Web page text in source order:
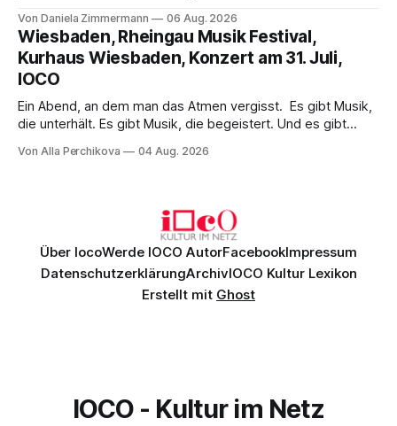
psychologische Tiefe mit starken Bildern, getragen von
einem spielfreudigen Ensemble und einer musikalisch
überzeugenden Gesamtleistung.
Von Daniela Zimmermann 06 Aug. 2026
Wiesbaden, Rheingau Musik Festival,
Kurhaus Wiesbaden, Konzert am 31. Juli,
IOCO
Ein Abend, an dem man das Atmen vergisst. Es gibt Musik,
die unterhält. Es gibt Musik, die begeistert. Und es gibt
Genau so war der Abend im Kurhaus Wiesbaden, an dem
Von Alla Perchikova 04 Aug. 2026
Über IocoWerde IOCO AutorFacebookImpressum
DatenschutzerklärungArchivIOCO Kultur Lexikon
Erstellt mit Ghost
IOCO - Kultur im Netz